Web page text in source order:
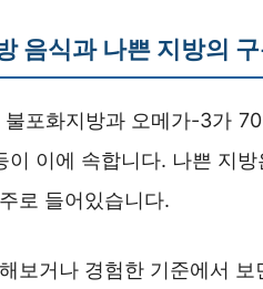
음식과 나쁜 지방의 구
불포화지방과 오메가-3가
이 이에 속합니다. 나쁜 지
로 들어있습니다.
보거나 경험한 기준에서